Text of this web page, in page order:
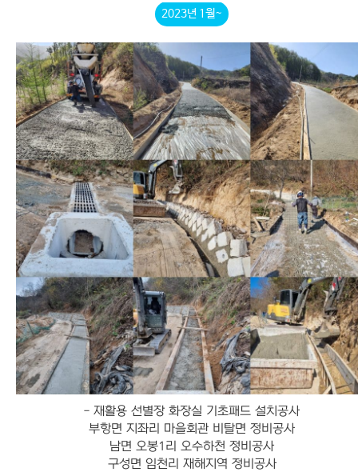
2023년 1월~
- 재활용 선별장 화장실 기초패드 설치공사
부항면 지좌리 마을회관 비탈면 정비공사
남면 오봉1리 오수하천 정비공사
구성면 임천리 재해지역 정비공사